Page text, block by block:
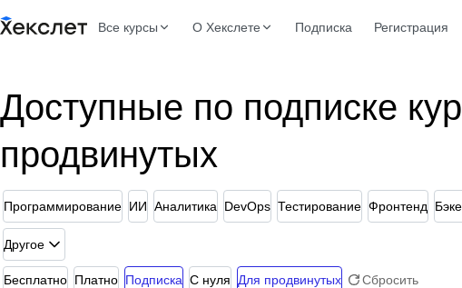
Все курсы О Хекслете Подписка Регистрация
Доступные по подписке
продвинутых
Программирование ИИ Аналитика DevOps Тестирование Фронтенд
Другое
Бесплатно Платно Подписка С нуля Для продвинутых Сбросить